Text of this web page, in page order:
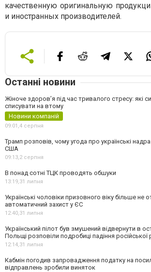
качественную оригинальную
и иностранных производителей.
Останні новини
Жіноче здоров’я під час тривалого стресу: які
списувати на втому
Новини компаній
09:01, 4 серпня
Трамп розповів, чому угода про українські
США
09:13, 2 серпня
В понад сотні ТЦК проводять обшуки
13:19, 31 липня
Українські чоловіки призовного віку більше не
автоматичний захист у ЄС
12:40, 31 липня
Український пілот був змушений відвернути в
Польщі розповіли подробиці падіння російської
12:14, 31 липня
Кабмін погодив запровадження податку на
відправлень зробили виняток